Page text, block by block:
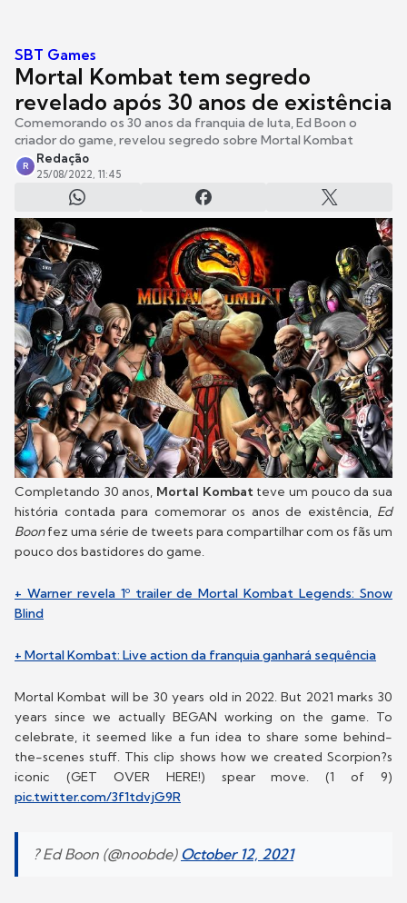
SBT Games
Mortal Kombat tem segredo
revelado após 30 anos de existência
Comemorando os 30 anos da franquia de luta, Ed Boon o
criador do game, revelou segredo sobre Mortal Kombat
R
Redação
25/08/2022, 11:45
Completando 30 anos, Mortal Kombatteve um pouco da sua
história contada para comemorar os anos de existência, Ed
Boonfez uma série de tweets para compartilhar com os fãs um
pouco dos bastidores do game.
+ Warner revela 1º trailer de Mortal Kombat Legends: Snow
Blind
+ Mortal Kombat: Live action da franquia ganhará sequência
Mortal Kombat will be 30 years old in 2022. But 2021 marks 30
years since we actually BEGAN working on the game. To
celebrate, it seemed like a fun idea to share some behind-
the-scenes stuff. This clip shows how we created Scorpion?s
iconic (GET OVER HERE!) spear move. (1 of 9)
pic.twitter.com/3f1tdvjG9R
? Ed Boon (@noobde) October 12, 2021